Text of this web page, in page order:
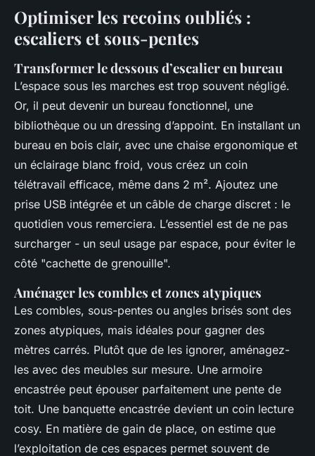
Optimiser les recoins oubliés :
escaliers et sous-pentes
Transformer le dessous d’escalier en bureau
L’espace sous les marches est trop souvent négligé.
Or, il peut devenir un bureau fonctionnel, une
bibliothèque ou un dressing d’appoint. En installant un
bureau en bois clair, avec une chaise ergonomique et
un éclairage blanc froid, vous créez un coin
télétravail efficace, même dans 2 m². Ajoutez une
prise USB intégrée et un câble de charge discret : le
quotidien vous remerciera. L’essentiel est de ne pas
surcharger - un seul usage par espace, pour éviter le
côté "cachette de grenouille".
Aménager les combles et zones atypiques
Les combles, sous-pentes ou angles brisés sont des
zones atypiques, mais idéales pour gagner des
mètres carrés. Plutôt que de les ignorer, aménagez-
les avec des meubles sur mesure. Une armoire
encastrée peut épouser parfaitement une pente de
toit. Une banquette encastrée devient un coin lecture
cosy. En matière de gain de place, on estime que
l’exploitation de ces espaces permet souvent de